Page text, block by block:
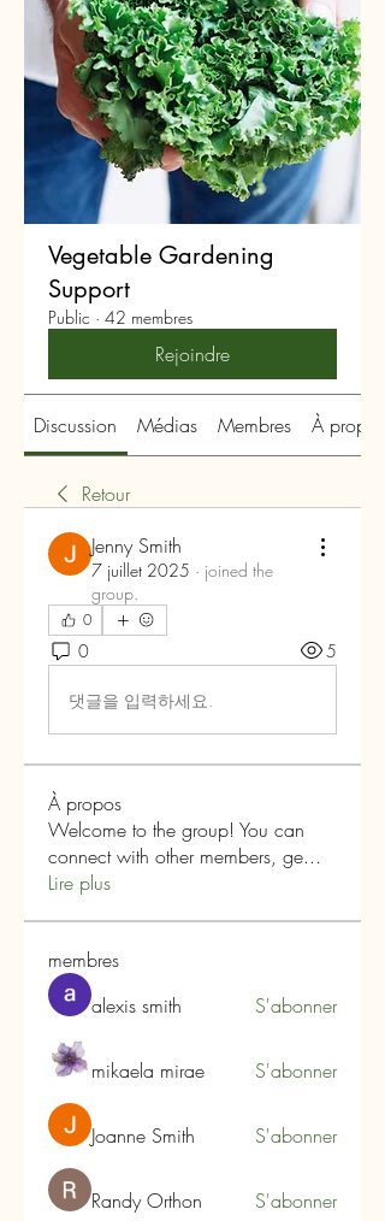
Vegetable Gardening
Support
Public · 42 membres
Rejoindre
Discussion Médias Membres À propos
Retour
Jenny Smith
7 juillet 2025 · joined the
group.
0
0 5
댓글을 입력하세요.
À propos
Welcome to the group! You can
connect with other members, ge...
Lire plus
membres
alexis smith
S'abonner
mikaela mirae S'abonner
Joanne Smith S'abonner
Randy Orthon S'abonner